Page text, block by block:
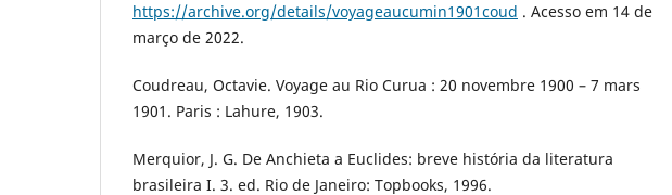
https://archive.org/details/voyageaucumin1901coud . Acesso em 14 de
março de 2022.
Coudreau, Octavie. Voyage au Rio Curua : 20 novembre 1900 – 7 mars
1901. Paris : Lahure, 1903.
Merquior, J. G. De Anchieta a Euclides: breve história da literatura
brasileira I. 3. ed. Rio de Janeiro: Topbooks, 1996.